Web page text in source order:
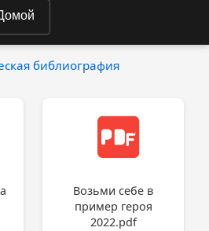
библиография
Возьми себе в
пример героя
2022.pdf